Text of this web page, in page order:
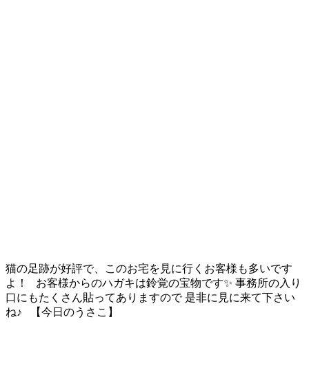
猫の足跡が好評で、このお宅を見に行くお客様も多いです
よ！ お客様からのハガキは鈴覚の宝物です✨ 事務所の入り
口にもたくさん貼ってありますので 是非に見に来て下さい
ね♪ 【今日のうさこ】